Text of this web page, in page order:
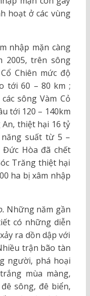
hoạt ở các vùng
nhập mặn càng
2005, trên sông
Chiên mức độ
tới 60 – 80 km ;
sông Vàm Cỏ
tới 120 – 140km
thiệt hại 16 tỷ
năng suất từ 5 –
Đức Hòa đã chết
Trăng thiệt hại
ha bị xâm nhập
Những năm gần
có những diễn
ra dồn dập với
trận bão tàn
người, phá hoại
mùa màng,
sông, đê biển,